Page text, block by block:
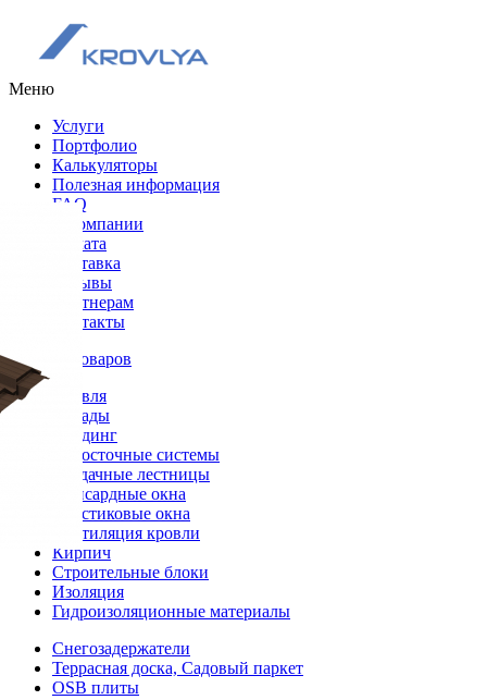
Меню
Услуги
Портфолио
Калькуляторы
Полезная информация
FAQ
О компании
Оплата
Доставка
Отзывы
Партнерам
Контакты
Каталог товаров
Кровля
Фасады
Сайдинг
Водосточные системы
Чердачные лестницы
Мансардные окна
Пластиковые окна
Вентиляция кровли
Кирпич
Строительные блоки
Изоляция
Гидроизоляционные материалы
Снегозадержатели
Террасная доска, Садовый паркет
OSB плиты